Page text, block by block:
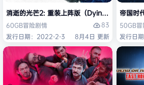
消逝的光芒2: 重装上阵版（Dying Light 2
60GB冒险剧情
83
发行日期：2022-2-3
8月4日 更新
帝国时
50GB
发行日